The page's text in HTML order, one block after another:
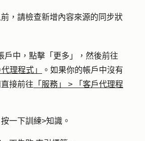
，請檢查新增內容來源的同步狀
戶中，點擊 「更多」
，然後前往
代理程式」
。如果你的帳戶中沒有
直接前往 「服務」 >
「客戶代理程
一下訓練>知識 。